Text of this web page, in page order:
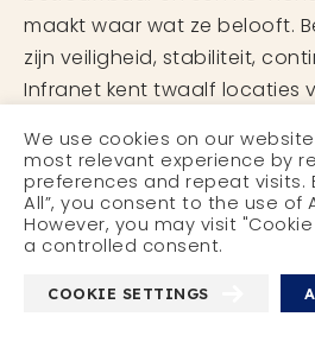
maakt waar wat ze belooft.
zijn veiligheid, stabiliteit,
Infranet kent twaalf locaties
is momenteel sterk in
energietransitie stuwt de
infrastructuur sterk op.
Infranet realiseert een
miljoen met 400 vaste
We use cookies on our
most relevant experience by
preferences and repeat visits.
All”, you consent to the use of
However, you may visit
a controlled consent.
COOKIE SETTINGS